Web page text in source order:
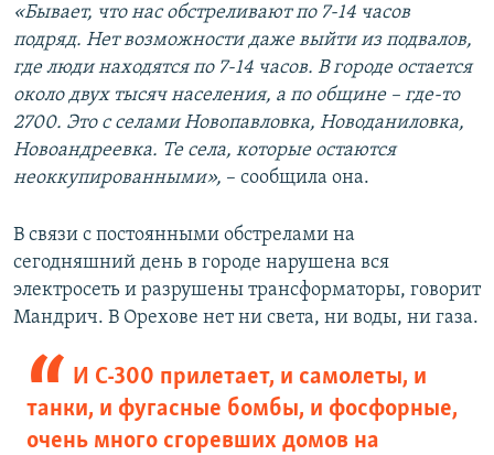
«Бывает, что нас обстреливают по 7-14 часов
подряд. Нет возможности даже выйти из подвалов,
где люди находятся по 7-14 часов. В городе остается
около двух тысяч населения, а по общине – где-то
2700. Это с селами Новопавловка, Новоданиловка,
Новоандреевка. Те села, которые остаются
неоккупированными», – сообщила она.
В связи с постоянными обстрелами на
сегодняшний день в городе нарушена вся
электросеть и разрушены трансформаторы, говорит
Мандрич. В Орехове нет ни света, ни воды, ни газа.
И С-300 прилетает, и самолеты, и
танки, и фугасные бомбы, и фосфорные,
очень много сгоревших домов на